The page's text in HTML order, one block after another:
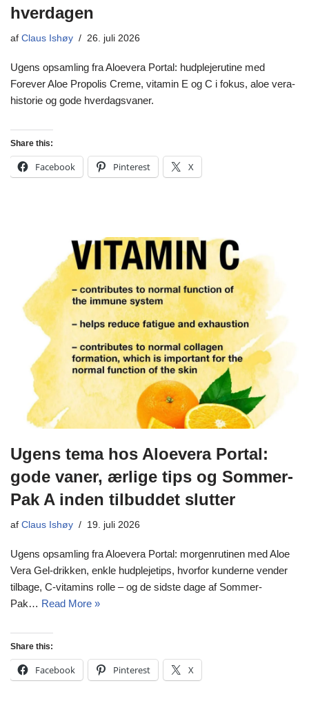
hverdagen
af Claus Ishøy 26. juli 2026
Ugens opsamling fra Aloevera Portal: hudplejerutine med
Forever Aloe Propolis Creme, vitamin E og C i fokus, aloe vera-
historie og gode hverdagsvaner.
Share this:
Facebook Pinterest X
Ugens tema hos Aloevera Portal:
gode vaner, ærlige tips og Sommer-
Pak A inden tilbuddet slutter
af Claus Ishøy 19. juli 2026
Ugens opsamling fra Aloevera Portal: morgenrutinen med Aloe
Vera Gel-drikken, enkle hudplejetips, hvorfor kunderne vender
tilbage, C-vitamins rolle – og de sidste dage af Sommer-
Pak… Read More »
Share this:
Facebook Pinterest X